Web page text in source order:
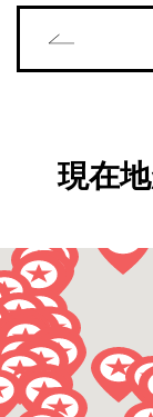
現在